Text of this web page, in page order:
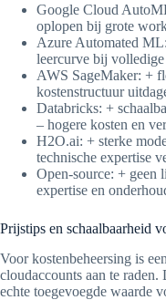
Google Cloud
oplopen bij grote
Azure Automated
leercurve bij
AWS SageMaker: +
kostenstructuur
Databricks: +
– hogere kosten en
H2O.ai: + sterke
technische expertise
Open-source: + geen
expertise en
Prijstips en schaalbaarheid
Voor kostenbeheersing is
cloudaccounts aan te
echte toegevoegde waarde